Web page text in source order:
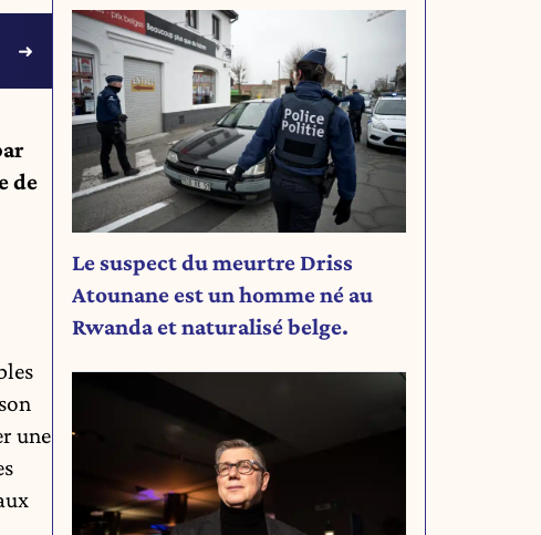
de
une
Le suspect du meurtre Driss
Atounane est un homme né au
Rwanda et naturalisé belge.